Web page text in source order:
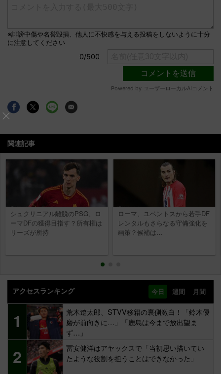
関連記事
シュクリニアル離脱のPSG、ロ
ーマDFの獲得目指す？所有権は
リーズが所持
ローマ、ユベントスから若手DF
レンタルもさらなる守備強化を
画策？候補は…
アクセスランキング 今日 週間 月間
1
荒木遼太郎、STVV移籍の裏側激白！「鈴木優
磨が前向きに…」「鹿島は今まで放出望ま
ず…」
2
冨安健洋はアヤックスで「当初思い描いてい
たような役割を担うことはできなかった」